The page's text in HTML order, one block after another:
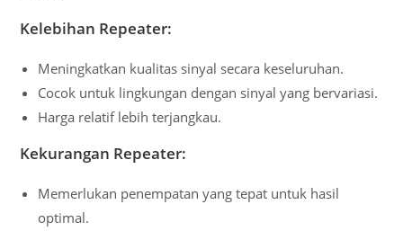
Kelebihan Repeater:
Meningkatkan kualitas sinyal secara keseluruhan.
Cocok untuk lingkungan dengan sinyal yang bervariasi.
Harga relatif lebih terjangkau.
Kekurangan Repeater:
Memerlukan penempatan yang tepat untuk hasil
optimal.